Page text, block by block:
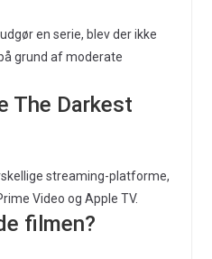
en serie, blev der ikke
grund af moderate
The Darkest
streaming-platforme,
Video og Apple TV.
filmen?